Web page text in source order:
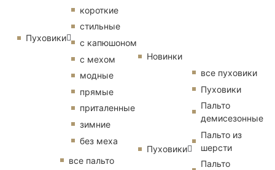
Пуховики
короткие
стильные
с капюшоном
с мехом
модные
прямые
приталенные
зимние
без меха
все пальто
Новинки
Пуховики
все пуховики
Пуховики
Пальто
демисезонные
Пальто из
шерсти
Пальто